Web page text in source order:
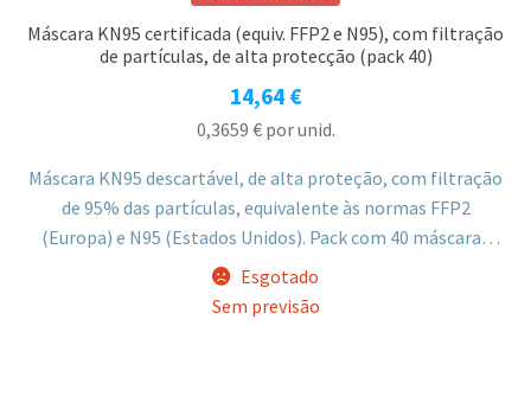
Máscara KN95 certificada (equiv. FFP2 e N95), com filtração
de partículas, de alta protecção (pack 40)
14,64 €
0,3659 €por unid.
Máscara KN95 descartável, de alta proteção, com filtração
de 95% das partículas, equivalente às normas FFP2
(Europa) e N95 (Estados Unidos). Pack com 40 máscaras
embaladas 5 a 5.
Esgotado
Sem previsão